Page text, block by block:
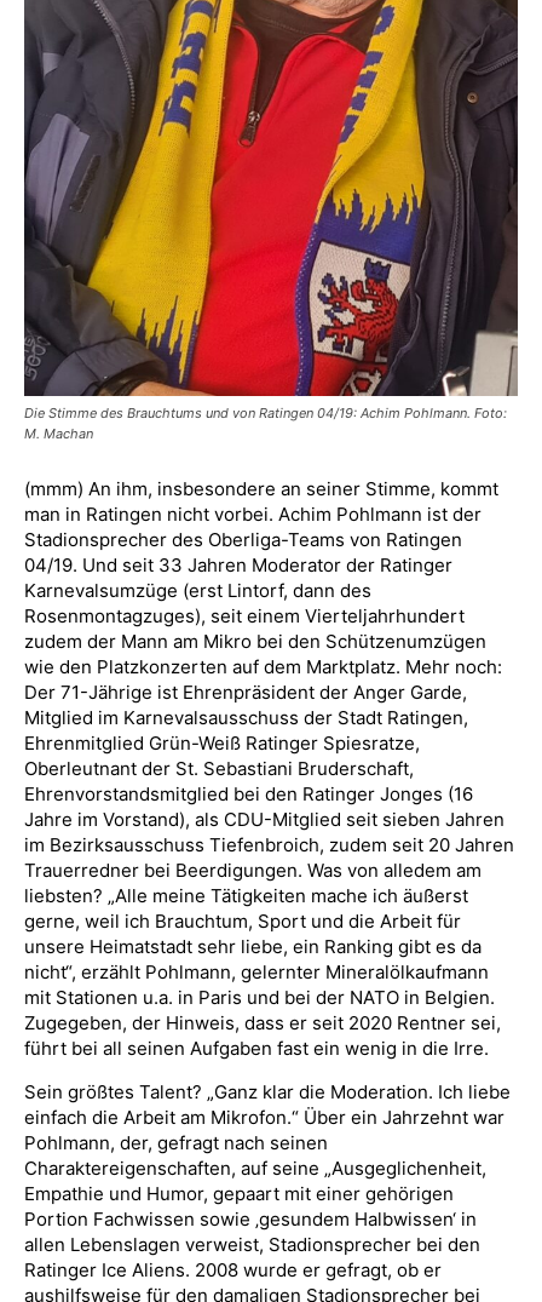
Die Stimme des Brauchtums und von Ratingen 04/19: Achim Pohlmann. Foto:
M. Machan
(mmm) An ihm, insbesondere an seiner Stimme, kommt
man in Ratingen nicht vorbei. Achim Pohlmann ist der
Stadionsprecher des Oberliga-Teams von Ratingen
04/19. Und seit 33 Jahren Moderator der Ratinger
Karnevalsumzüge (erst Lintorf, dann des
Rosenmontagzuges), seit einem Vierteljahrhundert
zudem der Mann am Mikro bei den Schützenumzügen
wie den Platzkonzerten auf dem Marktplatz. Mehr noch:
Der 71-Jährige ist Ehrenpräsident der Anger Garde,
Mitglied im Karnevalsausschuss der Stadt Ratingen,
Ehrenmitglied Grün-Weiß Ratinger Spiesratze,
Oberleutnant der St. Sebastiani Bruderschaft,
Ehrenvorstandsmitglied bei den Ratinger Jonges (16
Jahre im Vorstand), als CDU-Mitglied seit sieben Jahren
im Bezirksausschuss Tiefenbroich, zudem seit 20 Jahren
Trauerredner bei Beerdigungen. Was von alledem am
liebsten? „Alle meine Tätigkeiten mache ich äußerst
gerne, weil ich Brauchtum, Sport und die Arbeit für
unsere Heimatstadt sehr liebe, ein Ranking gibt es da
nicht“, erzählt Pohlmann, gelernter Mineralölkaufmann
mit Stationen u.a. in Paris und bei der NATO in Belgien.
Zugegeben, der Hinweis, dass er seit 2020 Rentner sei,
führt bei all seinen Aufgaben fast ein wenig in die Irre.
Sein größtes Talent? „Ganz klar die Moderation. Ich liebe
einfach die Arbeit am Mikrofon.“ Über ein Jahrzehnt war
Pohlmann, der, gefragt nach seinen
Charaktereigenschaften, auf seine „Ausgeglichenheit,
Empathie und Humor, gepaart mit einer gehörigen
Portion Fachwissen sowie ‚gesundem Halbwissen‘ in
allen Lebenslagen verweist, Stadionsprecher bei den
Ratinger Ice Aliens. 2008 wurde er gefragt, ob er
aushilfsweise für den damaligen Stadionsprecher bei